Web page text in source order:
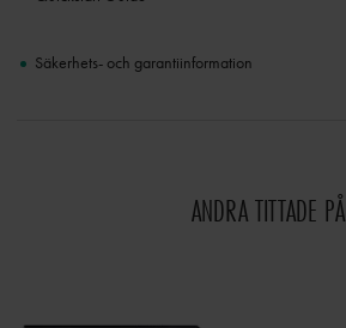
Säkerhets- och garantiinformation
ANDRA TITTADE PÅ